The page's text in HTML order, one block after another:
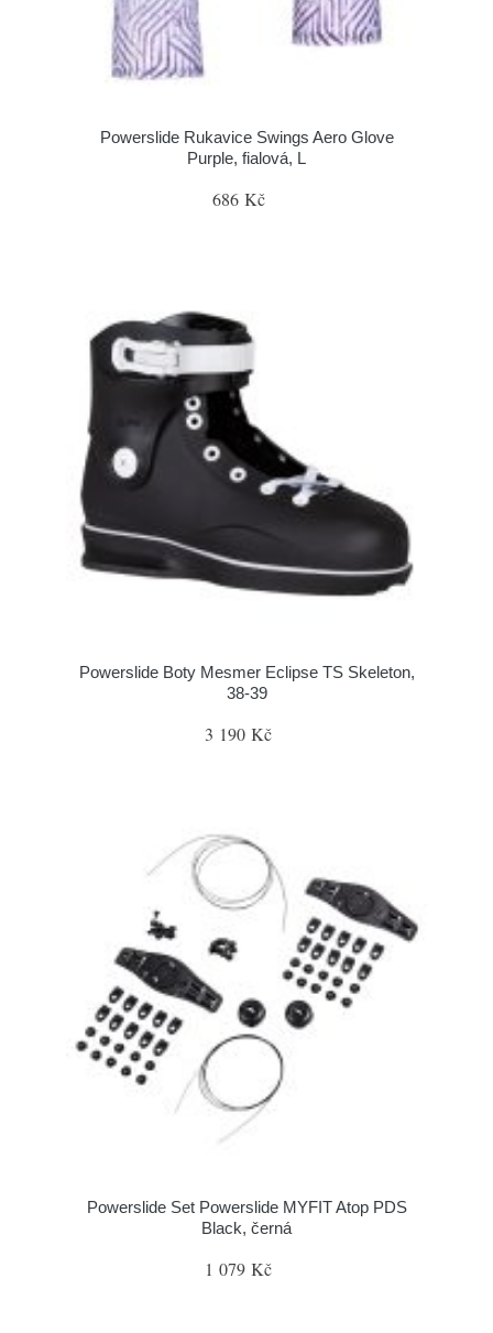
Powerslide Rukavice Swings Aero Glove
Purple, fialová, L
686 Kč
Powerslide Boty Mesmer Eclipse TS Skeleton,
38-39
3 190 Kč
Powerslide Set Powerslide MYFIT Atop PDS
Black, černá
1 079 Kč